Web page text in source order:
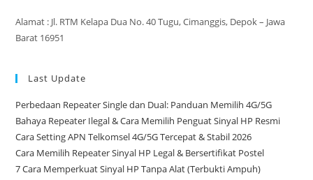
Alamat : Jl. RTM Kelapa Dua No. 40 Tugu, Cimanggis, Depok – Jawa
Barat 16951
Last Update
Perbedaan Repeater Single dan Dual: Panduan Memilih 4G/5G
Bahaya Repeater Ilegal & Cara Memilih Penguat Sinyal HP Resmi
Cara Setting APN Telkomsel 4G/5G Tercepat & Stabil 2026
Cara Memilih Repeater Sinyal HP Legal & Bersertifikat Postel
7 Cara Memperkuat Sinyal HP Tanpa Alat (Terbukti Ampuh)